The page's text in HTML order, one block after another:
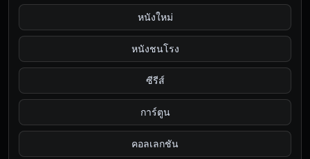
หนังใหม่
หนังชนโรง
ซีรีส์
การ์ตูน
คอลเลกชัน